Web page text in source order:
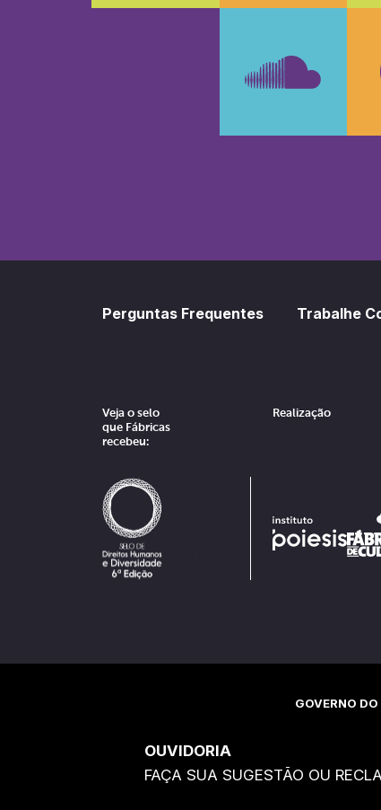
Perguntas Frequentes Trabalhe
Veja o selo
que Fábricas
recebeu:
Realização
GOVERNO
OUVIDORIA
FAÇA SUA SUGESTÃO OU